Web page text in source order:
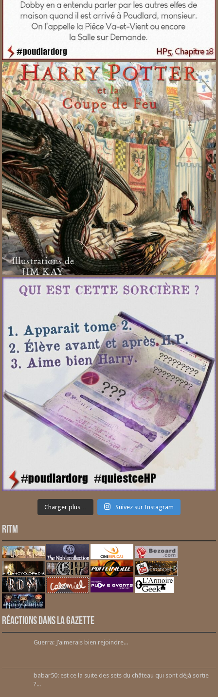
Charger plus… Suivez sur Instagram
RITM
Réactions dans la gazette
Guerra: J’aimerais bien rejoindre...
babar50: est ce la suite des sets du château qui sont déjà sortie
?...